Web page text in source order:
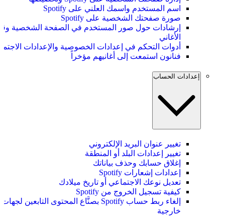
اسم المستخدم واسمك العلني على Spotify
صورة صفحتك الشخصية على Spotify
إرشادات حول صور المستخدم في الصفحة الشخصية
الأغاني
أدوات التحكم في إعدادات الخصوصية والإعدادات
فنانون استمعت إلى أغانيهم مؤخراً
إعدادات الحساب
تغيير عنوان البريد الإلكتروني
تغيير إعدادات البلد أو المنطقة
إغلاق حسابك وحذف بياناتك
إعدادات إشعارات Spotify
تعديل نوعك الاجتماعي أو تاريخ ميلادك
كيفية تسجيل الخروج من Spotify
إلغاء ربط حساب Spotify بصنَّاع المحتوى التابعين لجهات
خارجية